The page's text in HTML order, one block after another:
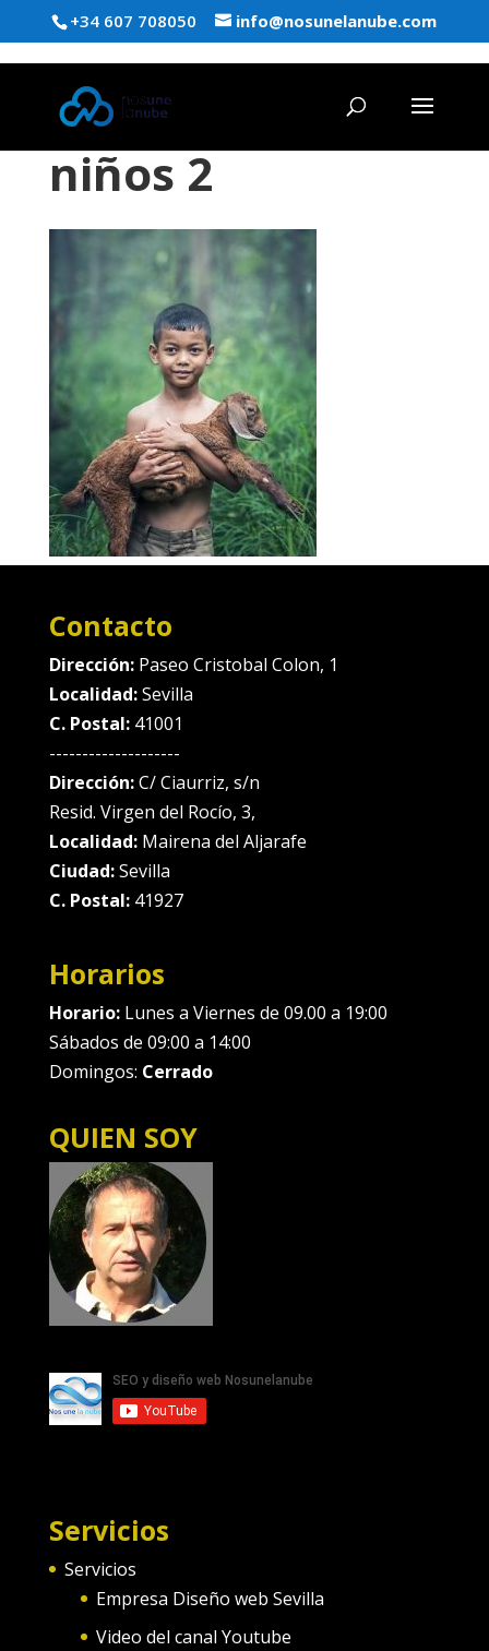
+34 607 708050 info@nosunelanube.com
niños 2
Contacto
Dirección: Paseo Cristobal Colon, 1
Localidad:Sevilla
C. Postal:41001
--------------------
Dirección:C/ Ciaurriz, s/n
Resid. Virgen del Rocío, 3,
Localidad:Mairena del Aljarafe
Ciudad:Sevilla
C. Postal:41927
Horarios
Horario:Lunes a Viernes de 09.00 a 19:00
Sábados de 09:00 a 14:00
Domingos: Cerrado
QUIEN SOY
Servicios
Servicios
Empresa Diseño web Sevilla
Video del canal Youtube